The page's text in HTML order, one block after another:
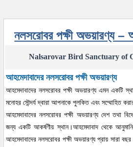
নলসরোবর পক্ষী অভয়ারণ্য –
Nalsarovar Bird Sanctuary of
আহমেদাবাদের নলসরোবর পক্ষী অভয়ারণ্য
আহমেদাবাদের নলসরোবর পক্ষী অভয়ারণ্য এমন একটি
মনোহর সৌন্দর্য দ্বারা আপনাকে পুলকিত এবং সম্মোহিত
আহমেদাবাদের নলসরোবর পক্ষী অভয়ারণ্য দেশ তথা
জন্য একটি আকর্ষণীয় স্থান।আহমেদাবাদ থেকে
আহমেদাবাদের নলসরোবর পক্ষী অভয়ারণ্য প্রায় সারা